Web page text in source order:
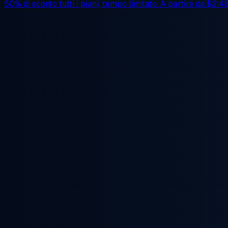
50% di sconto tutti i piani, tempo limitato. A partire da